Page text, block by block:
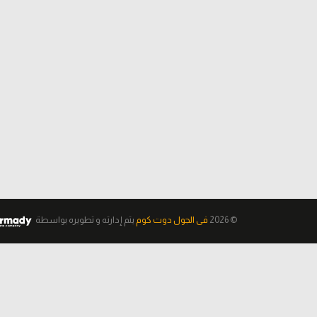
© 2026 فى الجول دوت كوم يتم إدارته و تطويره بواسطة